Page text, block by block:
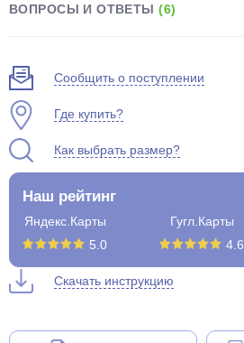
ВОПРОСЫ И ОТВЕТЫ(6)
Сообщить о поступлении
Где купить?
Как выбрать размер?
Наш рейтинг
Яндекс.Карты
5.0
Гугл.Карты
4.6
Скачать инструкцию